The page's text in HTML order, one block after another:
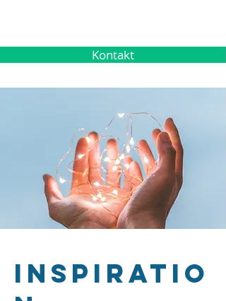
Kontakt
inspiratio